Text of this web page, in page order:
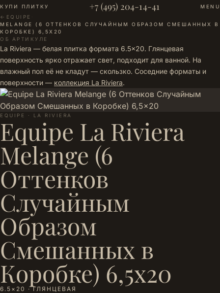
КУПИ ПЛИТКУ +7 (495) 204-14-41
MENU
← EQUIPE ·
MELANGE (6 ОТТЕНКОВ СЛУЧАЙНЫМ ОБРАЗОМ СМЕШАННЫХ В
КОРОБКЕ) 6,5X20
ОБ АРТИКУЛЕ
La Riviera — белая плитка формата 6.5×20. Глянцевая
поверхность ярко отражает свет, подходит для ванной. На
влажный пол её не кладут — скользко. Соседние форматы и
поверхности — коллекция La Riviera.
EQUIPE · LA RIVIERA
Equipe La Riviera
Melange (6
Оттенков
Случайным
Образом
Смешанных в
Коробке) 6,5x20
6.5×20 · ГЛЯНЦЕВАЯ